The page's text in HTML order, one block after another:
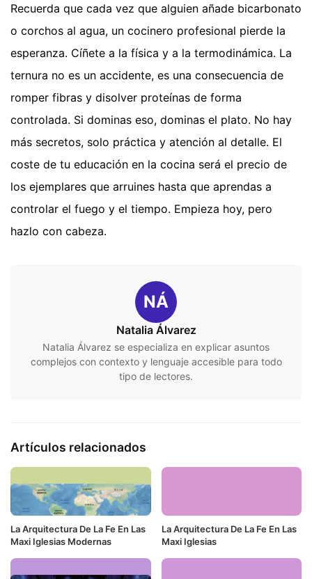
Recuerda que cada vez que alguien añade bicarbonato
o corchos al agua, un cocinero profesional pierde la
esperanza. Cíñete a la física y a la termodinámica. La
ternura no es un accidente, es una consecuencia de
romper fibras y disolver proteínas de forma
controlada. Si dominas eso, dominas el plato. No hay
más secretos, solo práctica y atención al detalle. El
coste de tu educación en la cocina será el precio de
los ejemplares que arruines hasta que aprendas a
controlar el fuego y el tiempo. Empieza hoy, pero
hazlo con cabeza.
NÁ
Natalia Álvarez
Natalia Álvarez se especializa en explicar asuntos
complejos con contexto y lenguaje accesible para todo
tipo de lectores.
Artículos relacionados
La Arquitectura De La Fe En Las
Maxi Iglesias Modernas
La Arquitectura De La Fe En Las
Maxi Iglesias